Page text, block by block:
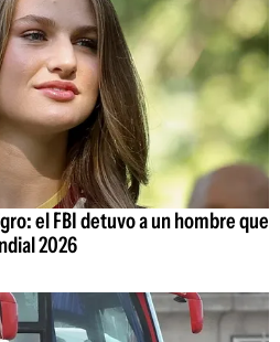
el FBI detuvo a un hombre que
2026